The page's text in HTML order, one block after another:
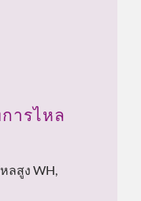
ารไหล
ลสูง WH,